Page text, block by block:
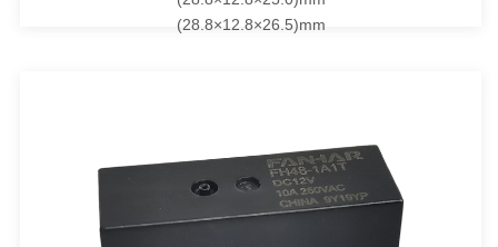
(28.8×12.8×26.5)mm